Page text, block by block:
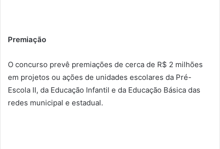
Premiação
O concurso prevê premiações de cerca de R$ 2 milhões
em projetos ou ações de unidades escolares da Pré-
Escola II, da Educação Infantil e da Educação Básica das
redes municipal e estadual.